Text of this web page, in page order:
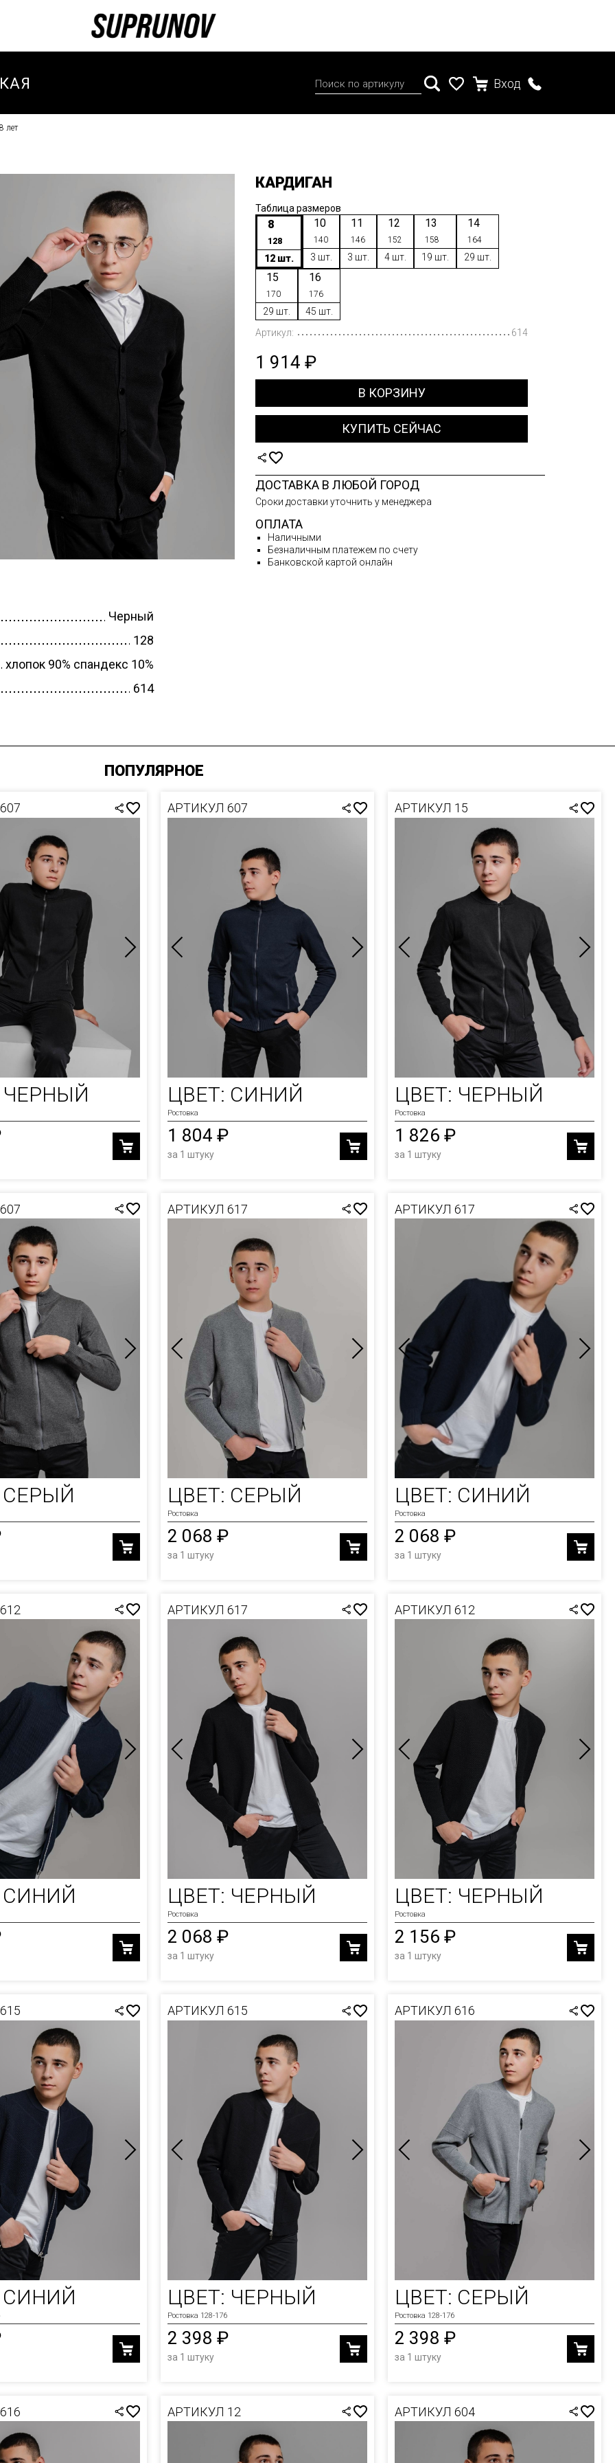
ВЕСНА
ДУТЫЙ
ЗИМА
ВЕСНА
Вход
8 лет
КАРДИГАН
Таблица размеров
8
128
12 шт.
10
140
3 шт.
11
146
3 шт.
12
152
4 шт.
13
158
19 шт.
14
164
29 шт.
15
170
29 шт.
16
176
45 шт.
Артикул:
614
1 914 ₽
В КОРЗИНУ
КУПИТЬ СЕЙЧАС
ДОСТАВКА В ЛЮБОЙ ГОРОД
Сроки доставки уточнить у менеджера
ОПЛАТА
Наличными
Безналичным платежем по счету
Банковской картой онлайн
Черный
128
хлопок 90% спандекс 10%
614
ПОПУЛЯРНОЕ
ЧЕРНЫЙ
АРТИКУЛ 607
ЦВЕТ: СИНИЙ
Ростовка
1 804 ₽
за 1 штуку
АРТИКУЛ 15
ЦВЕТ: ЧЕРНЫЙ
Ростовка
1 826 ₽
за 1 штуку
СЕРЫЙ
АРТИКУЛ 617
ЦВЕТ: СЕРЫЙ
Ростовка
2 068 ₽
за 1 штуку
АРТИКУЛ 617
ЦВЕТ: СИНИЙ
Ростовка
2 068 ₽
за 1 штуку
СИНИЙ
АРТИКУЛ 617
ЦВЕТ: ЧЕРНЫЙ
Ростовка
2 068 ₽
за 1 штуку
АРТИКУЛ 612
ЦВЕТ: ЧЕРНЫЙ
Ростовка
2 156 ₽
за 1 штуку
СИНИЙ
АРТИКУЛ 615
ЦВЕТ: ЧЕРНЫЙ
Ростовка 128-176
2 398 ₽
за 1 штуку
АРТИКУЛ 616
ЦВЕТ: СЕРЫЙ
Ростовка 128-176
2 398 ₽
за 1 штуку
АРТИКУЛ 12 АРТИКУЛ 604